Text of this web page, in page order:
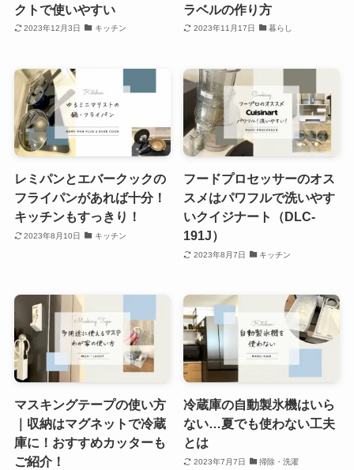
クトで使いやすい
2023年12月3日 キッチン
ラベルの作り方
2023年11月17日 暮らし
レミパンとエバークックの
フライパンがあれば十分！
キッチンもすっきり！
2023年8月10日 キッチン
フードプロセッサーのオス
スメはパワフルで洗いやす
いクイジナート（DLC-
191J）
2023年8月7日 キッチン
マスキングテープの使い方
｜収納はマグネットで冷蔵
庫に！おすすめカッターも
ご紹介！
冷蔵庫の自動製氷機はいら
ない…夏でも使わない工夫
とは
2023年7月7日 掃除・洗濯